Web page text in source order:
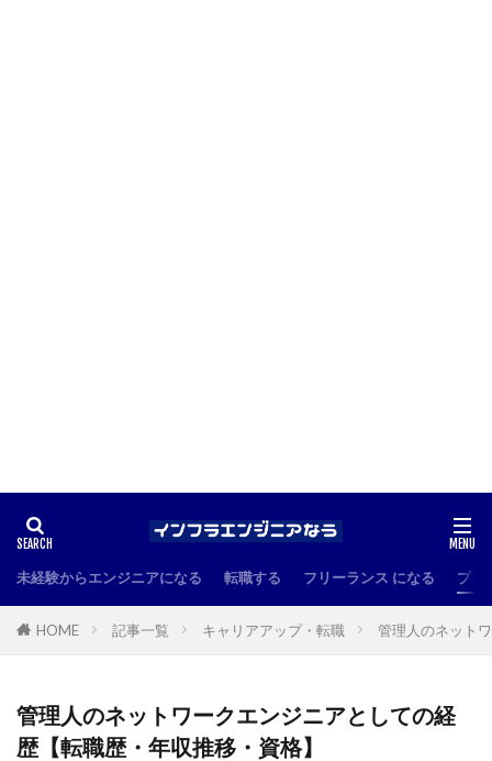
未経験からエンジニアになる 転職する フリーランス になる プロ
HOME 記事一覧 キャリアアップ・転職 管理人のネット
管理人のネットワークエンジニアとしての経
歴【転職歴・年収推移・資格】